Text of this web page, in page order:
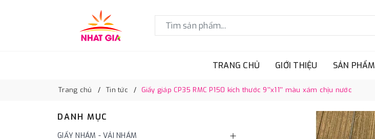
TRANG CHỦ GIỚI THIỆU SẢN PHẨM
Trang chủ Tin tức Giấy giáp CP35 RMC P150 kích thước 9''x11'' màu xám chịu nước
DANH MỤC
GIẤY NHÁM - VẢI NHÁM